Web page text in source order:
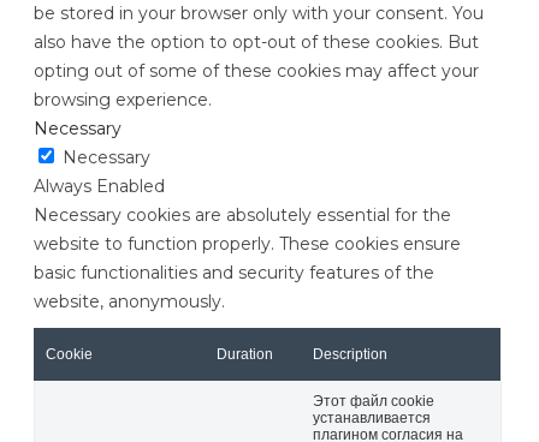
be stored in your browser only with your consent. You
also have the option to opt-out of these cookies. But
opting out of some of these cookies may affect your
browsing experience.
Necessary
Necessary
Always Enabled
Necessary cookies are absolutely essential for the
website to function properly. These cookies ensure
basic functionalities and security features of the
website, anonymously.
Cookie Duration Description
Этот файл cookie
устанавливается
плагином согласия на